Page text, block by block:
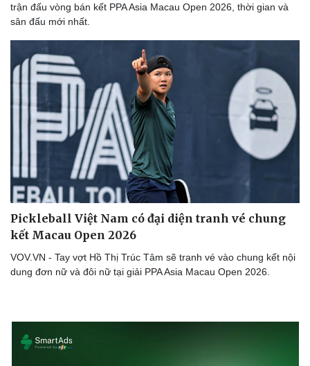
trận đấu vòng bán kết PPA Asia Macau Open 2026, thời gian và
sân đấu mới nhất.
Pickleball Việt Nam có đại diện tranh vé chung
kết Macau Open 2026
VOV.VN - Tay vợt Hồ Thị Trúc Tâm sẽ tranh vé vào chung kết nội
dung đơn nữ và đôi nữ tại giải PPA Asia Macau Open 2026.